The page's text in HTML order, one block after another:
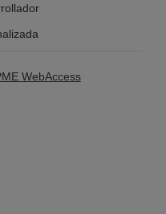
WebAccess